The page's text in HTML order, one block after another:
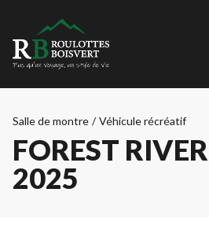
Salle de montre / Véhicule récréatif
FOREST
2025